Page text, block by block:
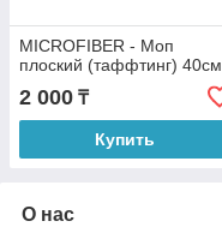
MICROFIBER - Моп
плоский (таффтинг) 40см
2 000 ₸
Купить
О нас